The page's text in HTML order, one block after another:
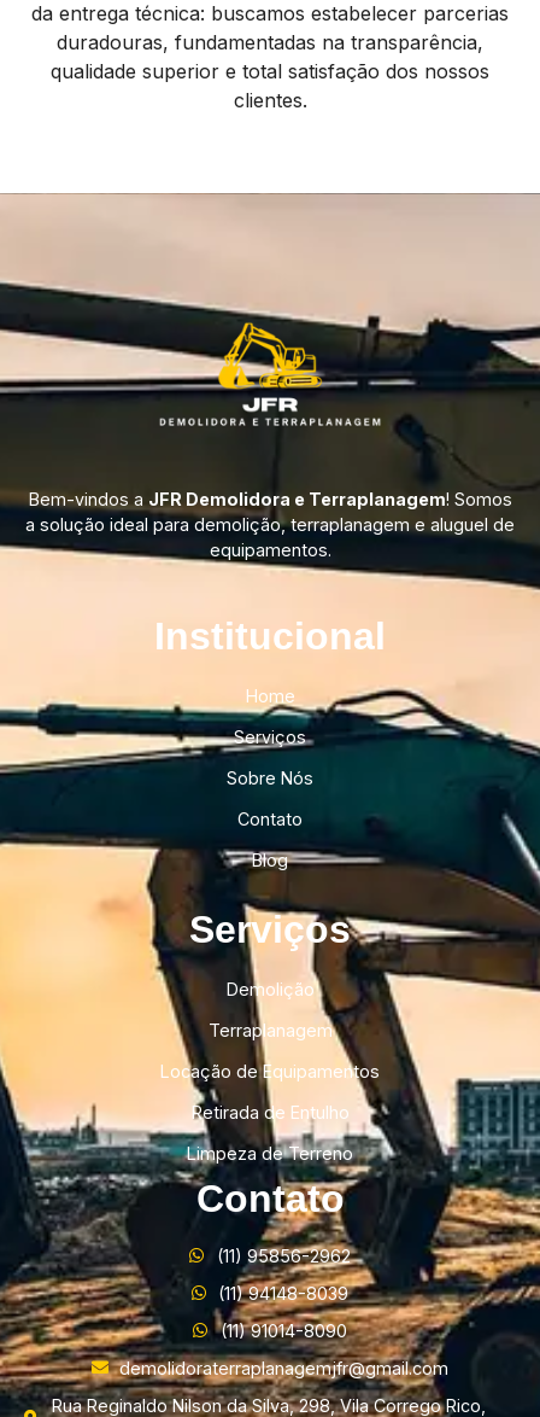
da entrega técnica: buscamos estabelecer parcerias
duradouras, fundamentadas na transparência,
qualidade superior e total satisfação dos nossos
clientes.
Bem-vindos a JFR Demolidora e Terraplanagem! Somos
a solução ideal para demolição, terraplanagem e aluguel de
equipamentos.
Institucional​
Home
Serviços
Sobre Nós
Contato
Blog
Serviços
Demolição
Terraplanagem
Locação de Equipamentos
Retirada de Entulho
Limpeza de Terreno
Contato
(11) 95856-2962
(11) 94148-8039
(11) 91014-8090
demolidoraterraplanagemjfr@gmail.com
Rua Reginaldo Nilson da Silva, 298, Vila Corrego Rico,